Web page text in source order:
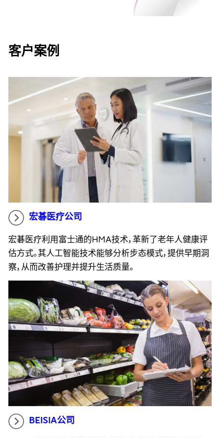
客户案例
宏碁医疗公司
宏碁医疗利用富士通的HMA技术，革新了老年人健康评
估方式。其人工智能技术能够分析步态模式，提供早期洞
察，从而改善护理并提升生活质量。
BEISIA公司